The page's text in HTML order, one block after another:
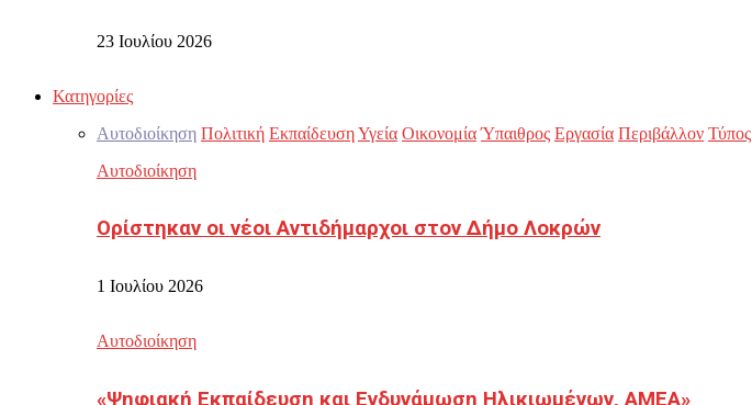
23 Ιουλίου 2026
Κατηγορίες
Αυτοδιοίκηση Πολιτική ΕκπαίδευσηΥγεία Οικονομία Ύπαιθρος Εργασία Περιβάλλον Τύπος
Αυτοδιοίκηση
Ορίστηκαν οι νέοι Αντιδήμαρχοι στον Δήμο Λοκρών
1 Ιουλίου 2026
Αυτοδιοίκηση
«Ψηφιακή Εκπαίδευση και Ενδυνάμωση Ηλικιωμένων, ΑΜΕΑ»